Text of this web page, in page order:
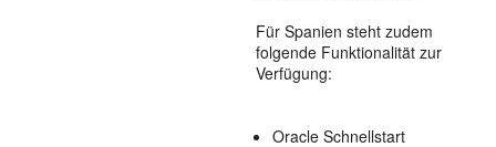
Für Spanien steht zudem
folgende Funktionalität zur
Verfügung:
Oracle Schnellstart